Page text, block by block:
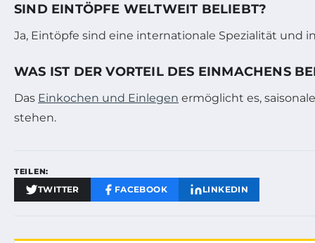
SIND EINTÖPFE WELTWEIT BELIEBT?
Ja, Eintöpfe sind eine internationale Spezialität und
WAS IST DER VORTEIL DES EINMACHENS
Das Einkochen und Einlegen ermöglicht es,
stehen.
TEILEN:
TWITTER FACEBOOK LINKEDIN